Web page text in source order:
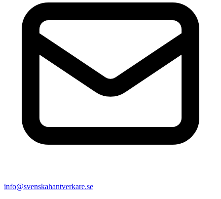
info@svenskahantverkare.se